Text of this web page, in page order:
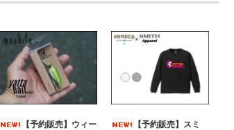
【予約販売】ウィー
【予約販売】スミ